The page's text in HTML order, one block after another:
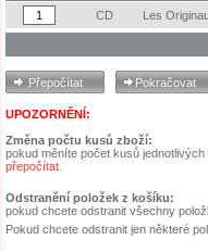
CD
Les
UPOZORNĚNÍ:
Změna počtu kusů zboží:
pokud měníte počet kusů
přepočítat
Odstranění položek z košíku:
pokud chcete odstranit všechny
Pokud chcete odstranit jen některé